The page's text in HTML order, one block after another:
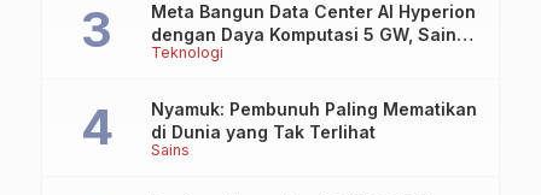
Teknologi
Meta Bangun Data Center AI Hyperion
dengan Daya Komputasi 5 GW, Saingi
OpenAI dan Google
Sains
Nyamuk: Pembunuh Paling Mematikan
di Dunia yang Tak Terlihat